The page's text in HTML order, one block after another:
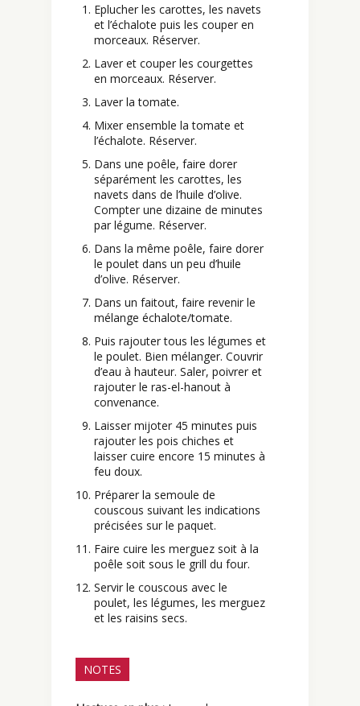
Eplucher les carottes, les navets
et l’échalote puis les couper en
morceaux. Réserver.
Laver et couper les courgettes
en morceaux. Réserver.
Laver la tomate.
Mixer ensemble la tomate et
l’échalote. Réserver.
Dans une poêle, faire dorer
séparément les carottes, les
navets dans de l’huile d’olive.
Compter une dizaine de minutes
par légume. Réserver.
Dans la même poêle, faire dorer
le poulet dans un peu d’huile
d’olive. Réserver.
Dans un faitout, faire revenir le
mélange échalote/tomate.
Puis rajouter tous les légumes et
le poulet. Bien mélanger. Couvrir
d’eau à hauteur. Saler, poivrer et
rajouter le ras-el-hanout à
convenance.
Laisser mijoter 45 minutes puis
rajouter les pois chiches et
laisser cuire encore 15 minutes à
feu doux.
Préparer la semoule de
couscous suivant les indications
précisées sur le paquet.
Faire cuire les merguez soit à la
poêle soit sous le grill du four.
Servir le couscous avec le
poulet, les légumes, les merguez
et les raisins secs.
NOTES